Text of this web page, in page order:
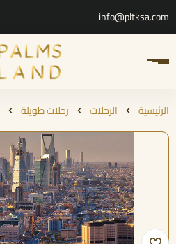
info@pltksa.com
الرئيسية الرحلات رحلات طويلة